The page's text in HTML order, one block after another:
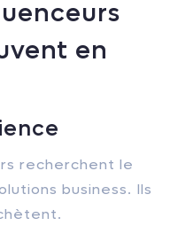
en
recherchent le
business. Ils